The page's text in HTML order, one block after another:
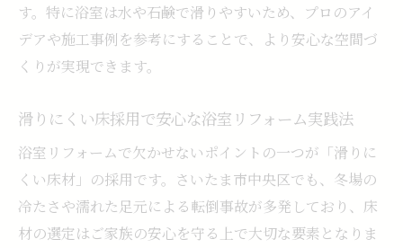
す。特に浴室は水や石鹸で滑りやすいため、プロのアイ
デアや施工事例を参考にすることで、より安心な空間づ
くりが実現できます。
滑りにくい床採用で安心な浴室リフォーム実践法
浴室リフォームで欠かせないポイントの一つが「滑りに
くい床材」の採用です。さいたま市中央区でも、冬場の
冷たさや濡れた足元による転倒事故が多発しており、床
材の選定はご家族の安心を守る上で大切な要素となりま